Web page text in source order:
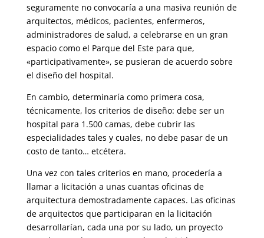
seguramente no convocaría a una masiva reunión de
arquitectos, médicos, pacientes, enfermeros,
administradores de salud, a celebrarse en un gran
espacio como el Parque del Este para que,
«participativamente», se pusieran de acuerdo sobre
el diseño del hospital.
En cambio, determinaría como primera cosa,
técnicamente, los criterios de diseño: debe ser un
hospital para 1.500 camas, debe cubrir las
especialidades tales y cuales, no debe pasar de un
costo de tanto… etcétera.
Una vez con tales criterios en mano, procedería a
llamar a licitación a unas cuantas oficinas de
arquitectura demostradamente capaces. Las oficinas
de arquitectos que participaran en la licitación
desarrollarían, cada una por su lado, un proyecto